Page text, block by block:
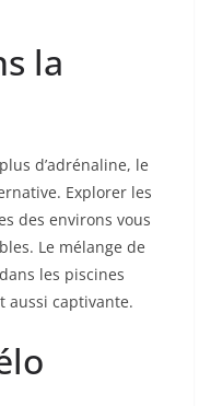
la
d’adrénaline, le
Explorer les
des environs vous
Le mélange de
les piscines
aussi captivante.